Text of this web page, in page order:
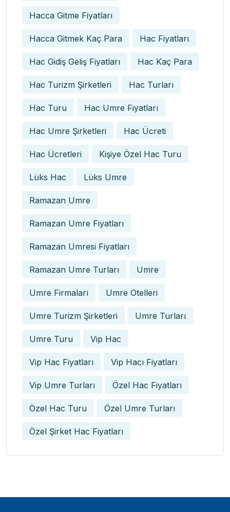
Hacca Gitme Fiyatları
Hacca Gitmek Kaç Para Hac Fiyatları
Hac Gidiş Geliş Fiyatları Hac Kaç Para
Hac Turizm Şirketleri Hac Turları
Hac Turu Hac Umre Fiyatları
Hac Umre Şirketleri Hac Ücreti
Hac Ücretleri Kişiye Özel Hac Turu
Lüks Hac Lüks Umre
Ramazan Umre
Ramazan Umre Fiyatları
Ramazan Umresi Fiyatları
Ramazan Umre Turları Umre
Umre Firmaları Umre Otelleri
Umre Turizm Şirketleri Umre Turları
Umre Turu Vip Hac
Vip Hac Fiyatları Vip Hacı Fiyatları
Vip Umre Turları Özel Hac Fiyatları
Özel Hac Turu Özel Umre Turları
Özel Şirket Hac Fiyatları